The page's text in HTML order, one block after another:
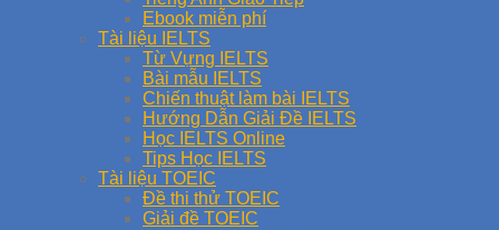
Ebook miễn phí
Tài liệu IELTS
Từ Vựng IELTS
Bài mẫu IELTS
Chiến thuật làm bài IELTS
Hướng Dẫn Giải Đề IELTS
Học IELTS Online
Tips Học IELTS
Tài liệu TOEIC
Đề thi thử TOEIC
Giải đề TOEIC